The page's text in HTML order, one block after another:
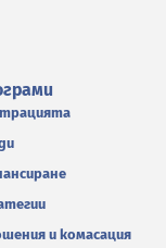
и комасация